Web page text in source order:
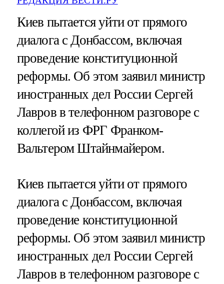
Киев пытается уйти от прямого
диалога с Донбассом, включая
проведение конституционной
реформы. Об этом заявил министр
иностранных дел России Сергей
Лавров в телефонном разговоре с
коллегой из ФРГ Франком-
Вальтером Штайнмайером.
Киев пытается уйти от прямого
диалога с Донбассом, включая
проведение конституционной
реформы. Об этом заявил министр
иностранных дел России Сергей
Лавров в телефонном разговоре с